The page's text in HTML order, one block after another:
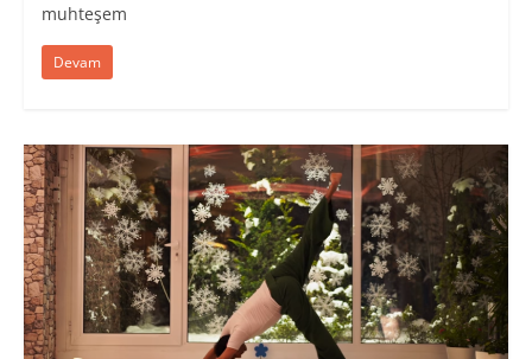
muhteşem
Devam